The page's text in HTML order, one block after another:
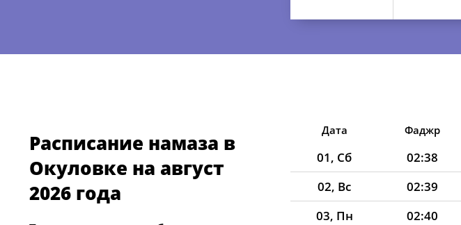
Расписание намаза в
Окуловке на август
2026 года
Дата Фаджр
01, Сб 02:38
02, Вс
02:39
03, Пн
02:40